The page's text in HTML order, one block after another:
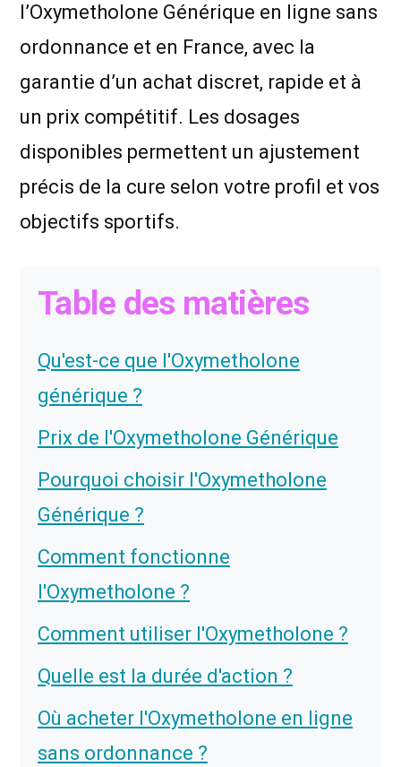
l’Oxymetholone Générique en ligne sans
ordonnance et en France, avec la
garantie d’un achat discret, rapide et à
un prix compétitif. Les dosages
disponibles permettent un ajustement
précis de la cure selon votre profil et vos
objectifs sportifs.
Table des matières
Qu'est-ce que l'Oxymetholone
générique ?
Prix de l'Oxymetholone Générique
Pourquoi choisir l'Oxymetholone
Générique ?
Comment fonctionne
l'Oxymetholone ?
Comment utiliser l'Oxymetholone ?
Quelle est la durée d'action ?
Où acheter l'Oxymetholone en ligne
sans ordonnance ?